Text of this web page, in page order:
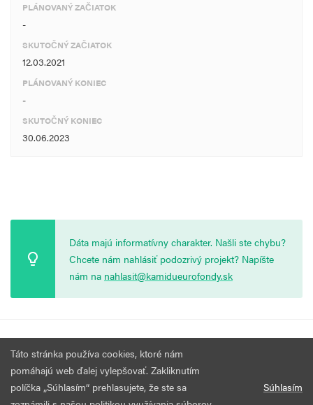
PLÁNOVANÝ ZAČIATOK
-
SKUTOČNÝ ZAČIATOK
12.03.2021
PLÁNOVANÝ KONIEC
-
SKUTOČNÝ KONIEC
30.06.2023
Dáta majú informatívny charakter. Našli ste chybu?
Chcete nám nahlásiť podozrivý projekt? Napíšte
nám na nahlasit@kamidueurofondy.sk
Všetky práva vyhradené.
Táto stránka používa cookies, ktoré nám
pomáhajú web ďalej vylepšovať. Zakliknutím
políčka „Súhlasím“ prehlasujete, že ste sa
Súhlasím